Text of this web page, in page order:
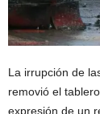
La irrupción de
removió el
expresión de un